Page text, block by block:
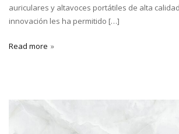
auriculares y altavoces portátiles de alta
innovación les ha permitido […]
Read more